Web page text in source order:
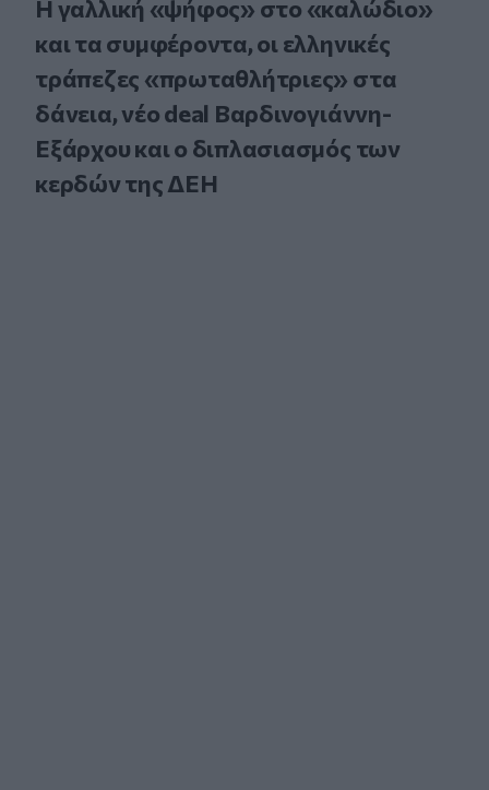
Η γαλλική «ψήφος» στο «καλώδιο»
και τα συμφέροντα, οι ελληνικές
τράπεζες «πρωταθλήτριες» στα
δάνεια, νέο deal Βαρδινογιάννη-
Εξάρχου και ο διπλασιασμός των
κερδών της ΔΕΗ